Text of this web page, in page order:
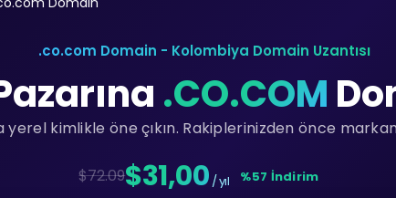
.co.com Domain - Kolombiya Domain Uzantısı
.CO.COM
kimlikle öne çıkın. Rakiplerinizden önce
$72.09$31,00 / yıl %57 İndirim